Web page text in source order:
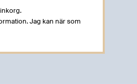
Jag kan när som